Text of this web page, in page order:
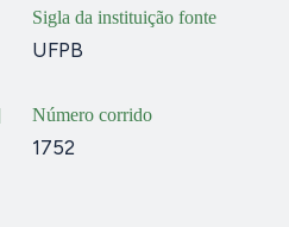
Sigla da instituição fonte
UFPB
Número corrido
1752